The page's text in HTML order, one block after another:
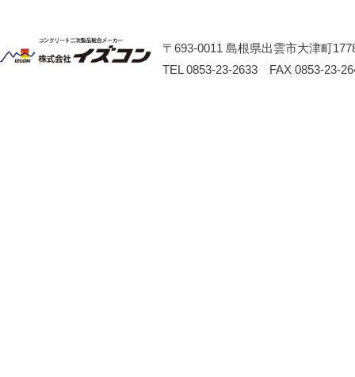
〒693-0011 島根県出雲市大津町
TEL 0853-23-2633 FAX 0853-23-